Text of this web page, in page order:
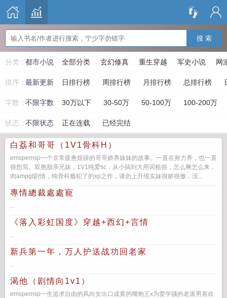
搜 索
分类： 全部分类 玄幻修真 重生穿越
都市小说 军史小说 网
排序： 日排行榜 周排行榜 月排行榜 总排行榜
最新更新
字数：不限字数 30万以下 30-50万 50-100万 100-200万
状态：不限状态 正在连载 已经完结
白荔和哥哥（1V1骨科H）
emspemsp一个非常疲惫烦躁的哥哥娇养妹妹的故事。一直在努力养，也一直
很想骂。双胞胎亲兄妹，1V1纯爱sc，从小搞到大用词粗俗，怎么爽怎么来，
肉ampgt剧情，纯骨科瘾犯了的xp之作，请勿上升现实妹很娇很傲，没...
專情總裁處處寵
...
《落入彩虹国度》穿越+西幻+言情
...
新兵第一年，万人护送战功回老家
...
渴他（剧情向1v1）
emspemsp一生追求自由的风向女出口成黄的嘴炮王x为爱学骚的老派男喜欢